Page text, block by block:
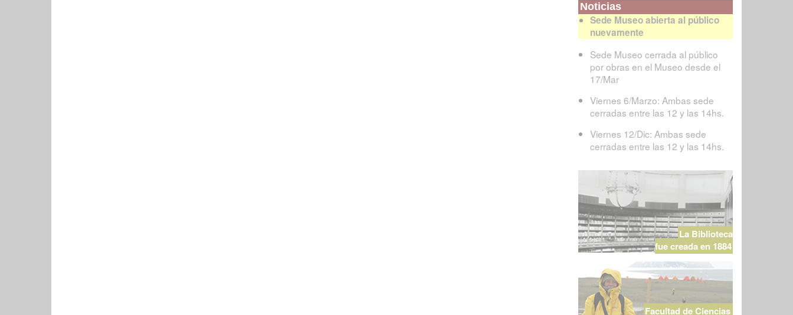
Noticias
Sede Museo abierta al público
nuevamente
Sede Museo cerrada al público
por obras en el Museo desde el
17/Mar
Viernes 6/Marzo: Ambas sede
cerradas entre las 12 y las 14hs.
Viernes 12/Dic: Ambas sede
cerradas entre las 12 y las 14hs.
La Biblioteca
fue creada en 1884
Facultad de Ciencias